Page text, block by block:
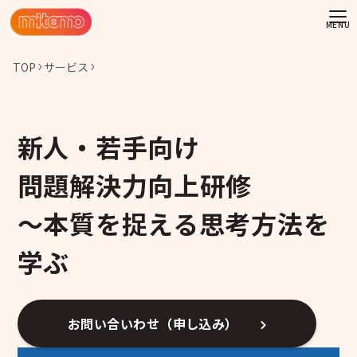
せ
報
TOP サービス
新人・若手向け
問題解決力向上研修
～本質を捉える思考方法を
学ぶ
お問い合いわせ（申し込み）